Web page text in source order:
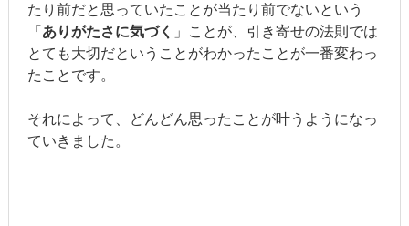
たり前だと思っていたことが当たり前でないという
「 ありがたさに気づく
」ことが、引き寄せの法則では
とても大切だということがわかったことが一番変わっ
たことです。
それによって、どんどん思ったことが叶うようになっ
ていきました。